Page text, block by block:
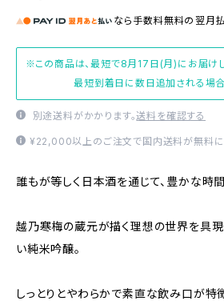
なら 手数料無料の 翌月
※この商品は、最短で8月17日(月)にお届けし
最短到着日に数日追加される場合
別途送料がかかります。送料を確認する
¥22,000以上のご注文で国内送料が無料に
誰もが等しく日本酒を通じて、豊かな時
越乃寒梅の蔵元が描く理想の世界を具
い純米吟醸。
しっとりとやわらかで素直な飲み口が特